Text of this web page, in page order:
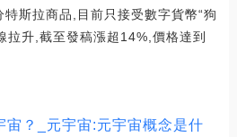
斯拉商品,目前只接受數字貨幣“狗
拉升,截至發稿漲超14%,價格達到
宙？_元宇宙:元宇宙概念是什